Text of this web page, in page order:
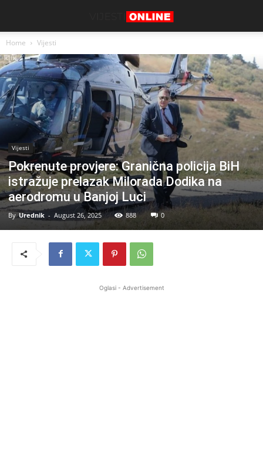
Home Vijesti
Vijesti
Pokrenute provjere: Granična policija BiH
istražuje prelazak Milorada Dodika na
aerodromu u Banjoj Luci
By Urednik - August 26, 2025 888 0
Oglasi - Advertisement